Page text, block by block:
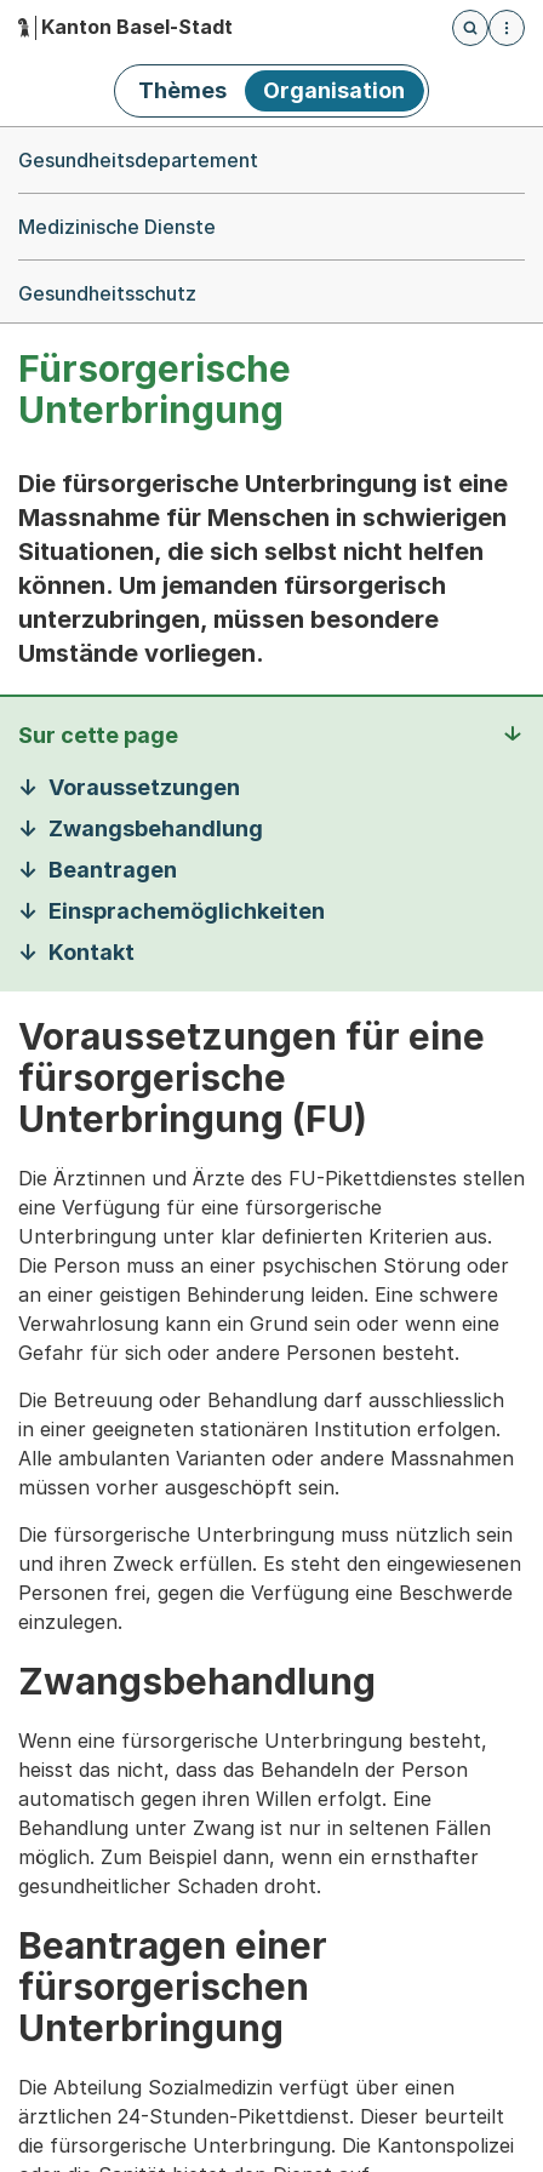
Hauptnavigation
Kanton Basel-Stadt
Öffnet
Thèmes Organisation
Gesundheitsdepartement
Medizinische Dienste
Gesundheitsschutz
Fürsorgerische
Unterbringung
Die fürsorgerische Unterbringung ist eine
Massnahme für Menschen in schwierigen
Situationen, die sich selbst nicht helfen
können. Um jemanden fürsorgerisch
unterzubringen, müssen besondere
Umstände vorliegen.
Sur cette page
Voraussetzungen
Zwangsbehandlung
Beantragen
Einsprachemöglichkeiten
Kontakt
Voraussetzungen für eine
fürsorgerische
Unterbringung (FU)
Die Ärztinnen und Ärzte des FU-Pikettdienstes stellen
eine Verfügung für eine fürsorgerische
Unterbringung unter klar definierten Kriterien aus.
Die Person muss an einer psychischen Störung oder
an einer geistigen Behinderung leiden. Eine schwere
Verwahrlosung kann ein Grund sein oder wenn eine
Gefahr für sich oder andere Personen besteht.
Die Betreuung oder Behandlung darf ausschliesslich
in einer geeigneten stationären Institution erfolgen.
Alle ambulanten Varianten oder andere Massnahmen
müssen vorher ausgeschöpft sein.
Die fürsorgerische Unterbringung muss nützlich sein
und ihren Zweck erfüllen. Es steht den eingewiesenen
Personen frei, gegen die Verfügung eine Beschwerde
einzulegen.
Zwangsbehandlung
Wenn eine fürsorgerische Unterbringung besteht,
heisst das nicht, dass das Behandeln der Person
automatisch gegen ihren Willen erfolgt. Eine
Behandlung unter Zwang ist nur in seltenen Fällen
möglich. Zum Beispiel dann, wenn ein ernsthafter
gesundheitlicher Schaden droht.
Beantragen einer
fürsorgerischen
Unterbringung
Die Abteilung Sozialmedizin verfügt über einen
ärztlichen 24-Stunden-Pikettdienst. Dieser beurteilt
die fürsorgerische Unterbringung. Die Kantonspolizei